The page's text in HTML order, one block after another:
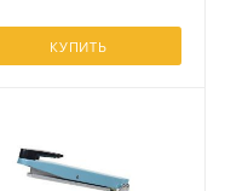
КУПИТЬ